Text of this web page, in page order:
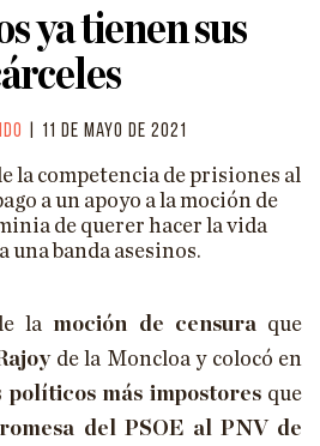
EDUCACIÓN
CULTURA
HISTORIA
TECNOLOGÍA
ENFOQUES
EL ASTROLABIO
ya tienen sus
| 11 de mayo de 2021
la competencia de prisiones al
a un apoyo a la moción de
de querer hacer la vida
una banda asesinos.
la moción de censuraque
de la Moncloa y colocó en
políticos más impostoresque
del PSOE al PNV de